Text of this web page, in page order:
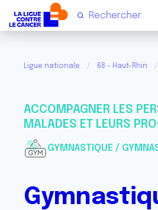
Ligue nationale 68 - Haut-Rhin
ACCOMPAGNER LES
MALADES ET LEURS
GYMNASTIQUE /